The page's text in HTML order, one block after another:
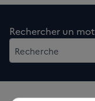
Rechercher un mot